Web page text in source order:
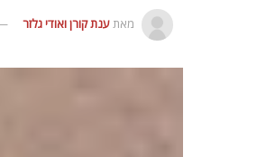
מאתענת קורן ואודי גלזר